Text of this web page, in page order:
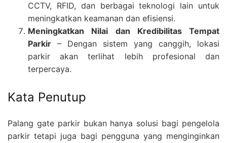
CCTV, RFID, dan berbagai teknologi lain untuk
meningkatkan keamanan dan efisiensi.
Meningkatkan Nilai dan Kredibilitas Tempat
Parkir – Dengan sistem yang canggih, lokasi
parkir akan terlihat lebih profesional dan
terpercaya.
Kata Penutup
Palang gate parkir bukan hanya solusi bagi pengelola
parkir tetapi juga bagi pengguna yang menginginkan